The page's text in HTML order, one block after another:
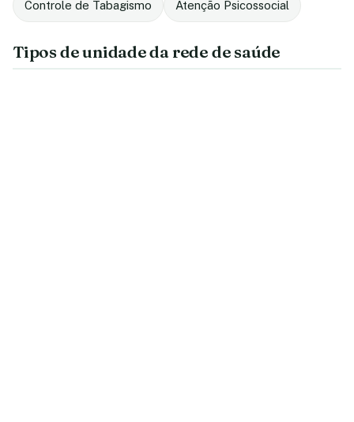
Controle de Tabagismo Atenção Psicossocial
Tipos de unidade da rede de saúde